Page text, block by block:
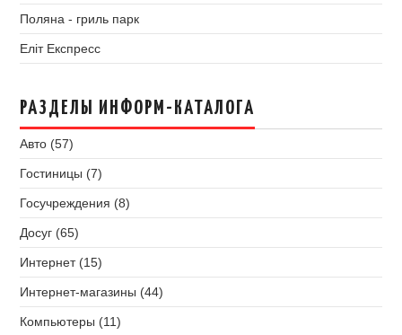
Поляна - гриль парк
Еліт Експресс
РАЗДЕЛЫ ИНФОРМ-КАТАЛОГА
Авто (57)
Гостиницы (7)
Госучреждения (8)
Досуг (65)
Интернет (15)
Интернет-магазины (44)
Компьютеры (11)